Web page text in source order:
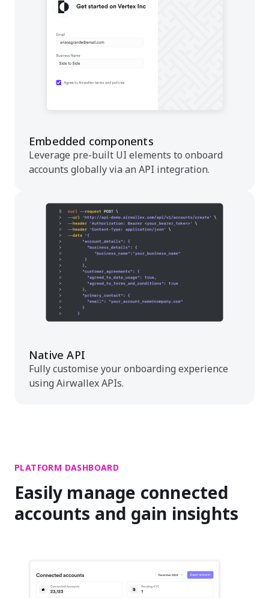
Embedded components
Leverage pre-built UI elements to onboard
accounts globally via an API integration.
Native API
Fully customise your onboarding experience
using Airwallex APIs.
PLATFORM DASHBOARD
Easily manage connected
accounts and gain insights